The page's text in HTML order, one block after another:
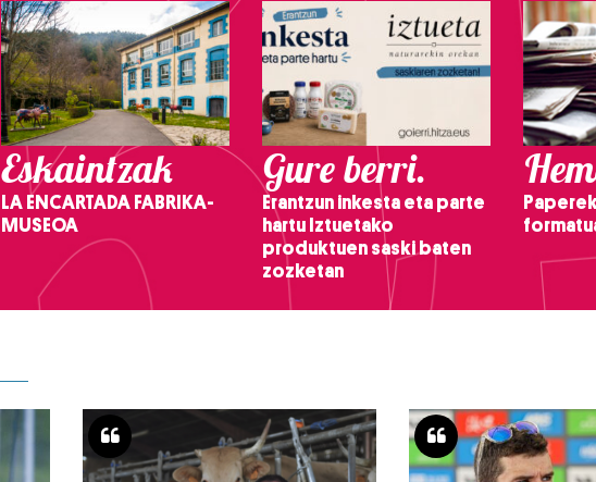
Eskaintzak
LA ENCARTADA FABRIKA-
MUSEOA
Gure berri.
Erantzun inkesta eta parte
hartu Iztuetako
produktuen saski baten
zozketan